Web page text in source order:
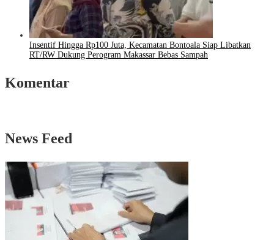
Insentif Hingga Rp100 Juta, Kecamatan Bontoala Siap Libatkan
RT/RW Dukung Perogram Makassar Bebas Sampah
Komentar
News Feed